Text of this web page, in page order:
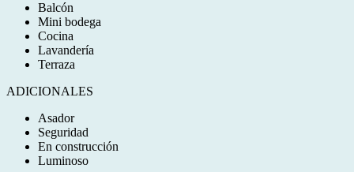
Balcón
Mini bodega
Cocina
Lavandería
Terraza
ADICIONALES
Asador
Seguridad
En construcción
Luminoso